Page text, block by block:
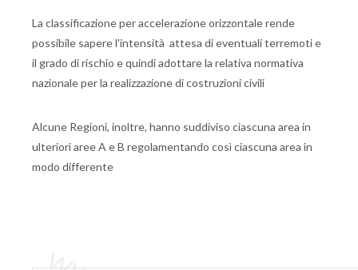
La classificazione per accelerazione orizzontale rende
possibile sapere l'intensità attesa di eventuali terremoti e
il grado di rischio e quindi adottare la relativa normativa
nazionale per la realizzazione di costruzioni civili
Alcune Regioni, inoltre, hanno suddiviso ciascuna area in
ulteriori aree A e B regolamentando così ciascuna area in
modo differente